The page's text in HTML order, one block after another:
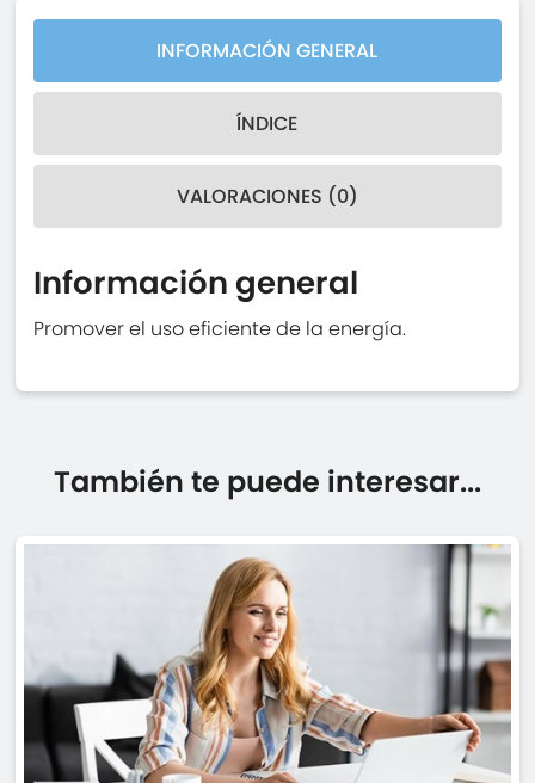
INFORMACIÓN GENERAL
ÍNDICE
VALORACIONES (0)
Información general
Promover el uso eficiente de la energía.
También te puede interesar...